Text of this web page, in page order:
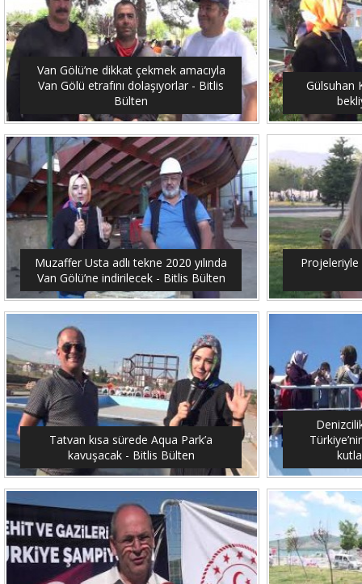
Van Gölü’ne dikkat çekmek amacıyla
Van Gölü etrafını dolaşıyorlar - Bitlis
Bülten
Gülsuhan
Muzaffer Usta adlı tekne 2020 yılında
Van Gölü’ne indirilecek - Bitlis Bülten
Projeleriyle
Tatvan kısa sürede Aqua Park’a
kavuşacak - Bitlis Bülten